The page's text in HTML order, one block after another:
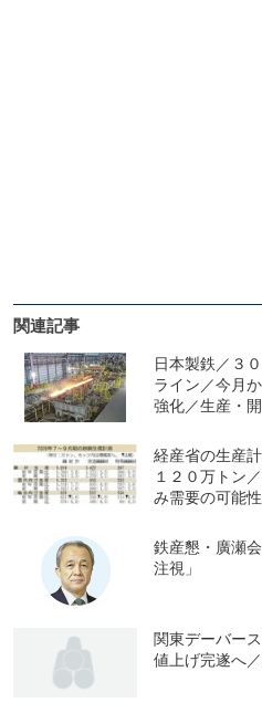
関連記事
日本製鉄／３
ライン／今月
強化／生産・
経産省の生産
１２０万トン
み需要の可能
鉄産懇・廣瀬
注視」
関東デーバー
値上げ完遂へ